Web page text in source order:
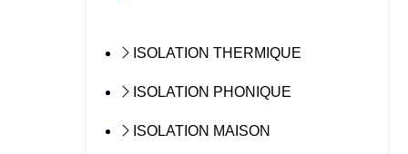
ISOLATION THERMIQUE
ISOLATION PHONIQUE
ISOLATION MAISON